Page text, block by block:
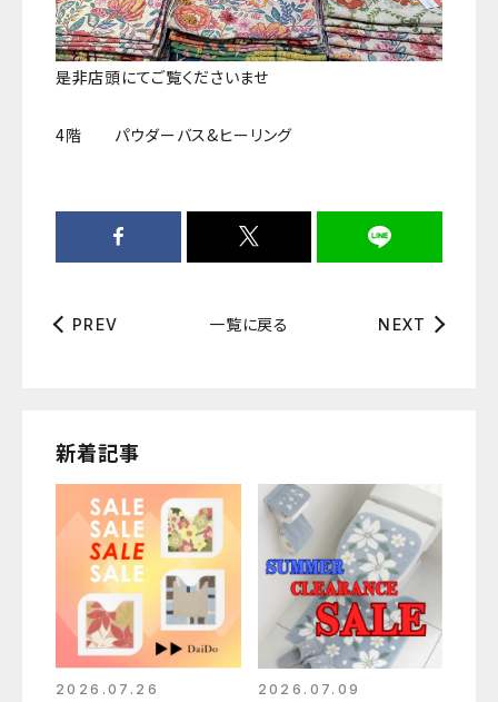
是非店頭にてご覧くださいませ
4階 パウダーバス&ヒーリング
PREV 一覧に戻る NEXT
新着記事
2026.07.26 2026.07.09